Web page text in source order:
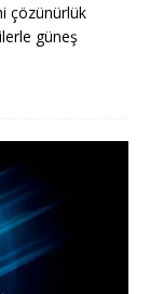
çözünürlük
güneş